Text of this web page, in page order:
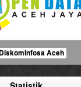
Aceh